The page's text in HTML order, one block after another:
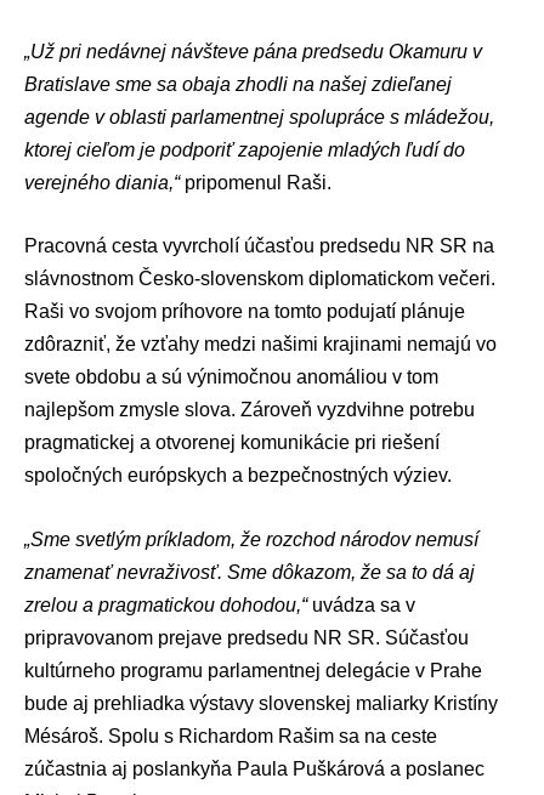
„Už pri nedávnej návšteve pána predsedu Okamuru v
Bratislave sme sa obaja zhodli na našej zdieľanej
agende v oblasti parlamentnej spolupráce s mládežou,
ktorej cieľom je podporiť zapojenie mladých ľudí do
verejného diania,“pripomenul Raši.
Pracovná cesta vyvrcholí účasťou predsedu NR SR na
slávnostnom Česko-slovenskom diplomatickom večeri.
Raši vo svojom príhovore na tomto podujatí plánuje
zdôrazniť, že vzťahy medzi našimi krajinami nemajú vo
svete obdobu a sú výnimočnou anomáliou v tom
najlepšom zmysle slova. Zároveň vyzdvihne potrebu
pragmatickej a otvorenej komunikácie pri riešení
spoločných európskych a bezpečnostných výziev.
„Sme svetlým príkladom, že rozchod národov nemusí
znamenať nevraživosť. Sme dôkazom, že sa to dá aj
zrelou a pragmatickou dohodou,“uvádza sa v
pripravovanom prejave predsedu NR SR. Súčasťou
kultúrneho programu parlamentnej delegácie v Prahe
bude aj prehliadka výstavy slovenskej maliarky Kristíny
Mésároš. Spolu s Richardom Rašim sa na ceste
zúčastnia aj poslankyňa Paula Puškárová a poslanec